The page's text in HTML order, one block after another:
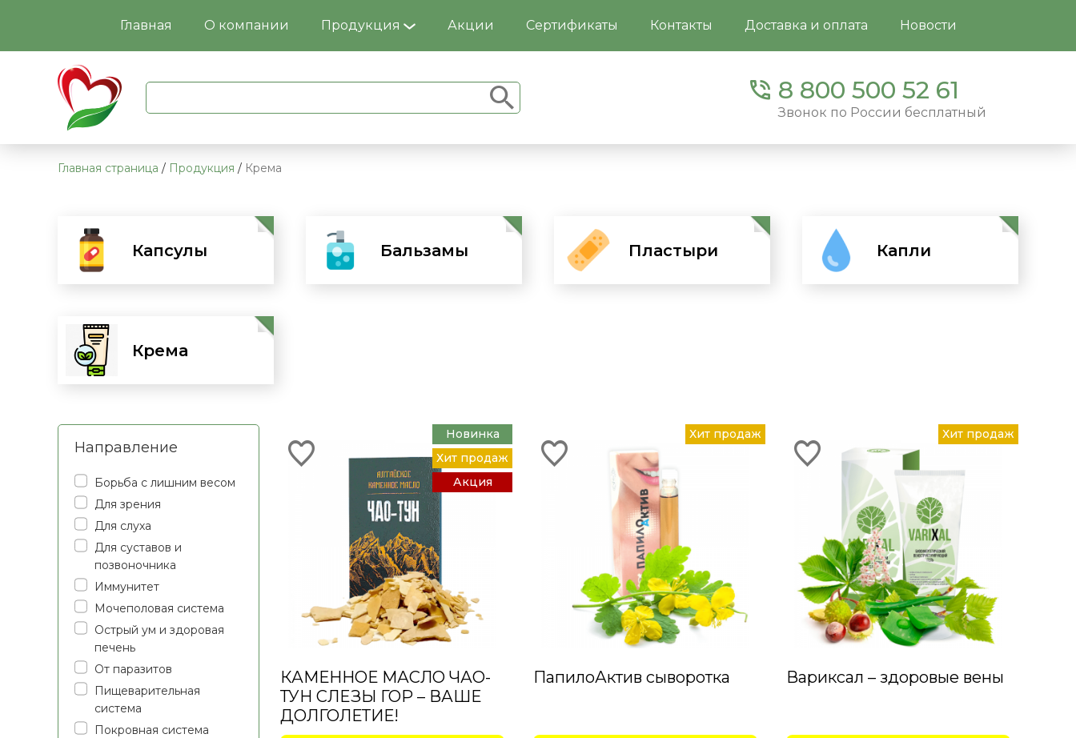
Главная О компании Продукция Акции Сертификаты Контакты Доставка и оплата Новости
8 800 500 52 61
Звонок по России бесплатный
Главная страница / Продукция / Крема
Капсулы
Перейти Бальзамы
Перейти Пластыри
Перейти КаплиПерейти
КремаПерейти
Направление
Борьба с лишним весом
Для зрения
Для слуха
Для суставов и
позвоночника
Иммунитет
Мочеполовая система
Острый ум и здоровая
печень
От паразитов
Пищеварительная
система
Покровная система
Новинка
Хит продаж
Акция
КАМЕННОЕ МАСЛО ЧАО-
ТУН СЛЕЗЫ ГОР – ВАШЕ
ДОЛГОЛЕТИЕ!
Хит продаж
ПапилоАктив сыворотка
Хит продаж
Вариксал – здоровые вены